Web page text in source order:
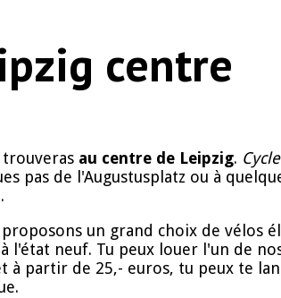
centre
trouveras au centre de Leipzig.
pas de l'Augustusplatz ou à
un grand choix de vélos
l'état neuf. Tu peux louer l'un de
à partir de 25,- euros, tu peux te